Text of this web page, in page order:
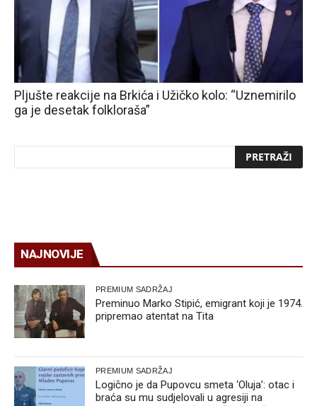
Pljušte reakcije na Brkića i Užičko kolo: “Uznemirilo
ga je desetak folkloraša”
NAJNOVIJE
PREMIUM SADRŽAJ
Preminuo Marko Stipić, emigrant koji je 1974.
pripremao atentat na Tita
PREMIUM SADRŽAJ
Logično je da Pupovcu smeta ‘Oluja’: otac i
braća su mu sudjelovali u agresiji na